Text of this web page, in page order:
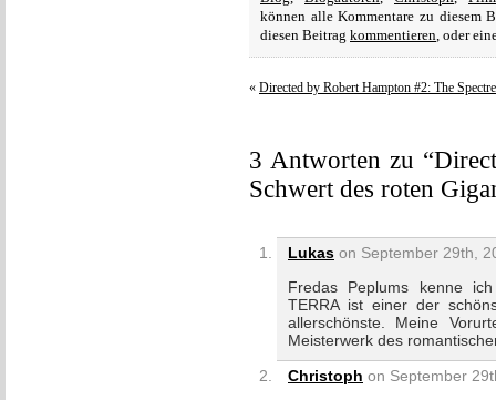
können alle Kommentare zu diesem
diesen Beitrag kommentieren, oder
« Directed by Robert Hampton #2: The
3 Antworten zu
Schwert des roten
Lukas on September 29th,
Fredas Peplums kenne
TERRA ist einer der
allerschönste. Meine
Meisterwerk des
Christoph on September